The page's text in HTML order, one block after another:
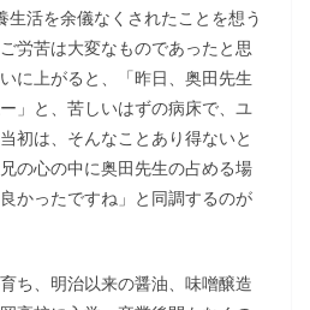
生活を余儀なくされたことを想う
労苦は大変なものであったと思
に上がると、「昨日、奥田先生
」と、苦しいはずの病床で、ユ
初は、そんなことあり得ないと
の心の中に奥田先生の占める場
かったですね」と同調するのが
ち、明治以来の醤油、味噌醸造